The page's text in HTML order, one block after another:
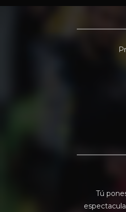
Tú